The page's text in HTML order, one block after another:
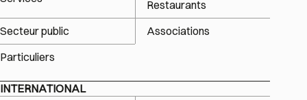
Restaurants
Secteur public
Associations
Particuliers
INTERNATIONAL